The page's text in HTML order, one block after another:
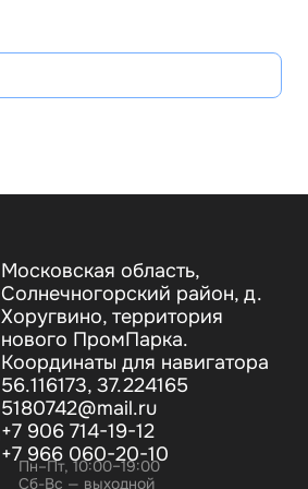
Московская область,
Солнечногорский район, д.
Хоругвино, территория
нового ПромПарка.
Координаты для навигатора
56.116173, 37.224165
5180742@mail.ru
+7 906 714-19-12
+7 966 060-20-10
Пн–Пт, 10:00–19:00
Сб-Вс — выходной